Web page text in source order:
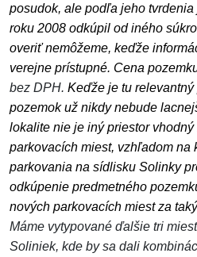
posudok, ale podľa jeho
roku 2008 odkúpil od iného
overiť nemôžeme, keďže
verejne prístupné. Cena
bez DPH. Keďže je tu
pozemok už nikdy nebude
lokalite nie je iný priestor
parkovacích miest, vzhľadom na
parkovania na sídlisku Solinky
odkúpenie predmetného
nových parkovacích miest za
Máme vytypované ďalšie tri
Soliniek, kde by sa dali